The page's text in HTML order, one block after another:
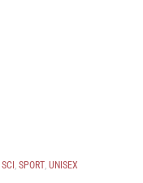
SCI , SPORT, UNISEX